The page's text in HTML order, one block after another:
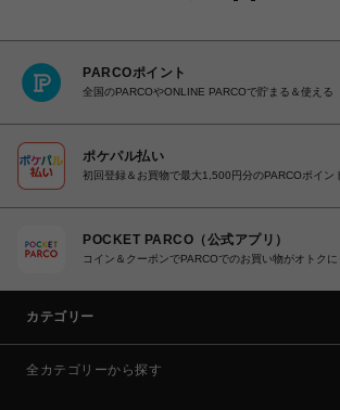
PARCOポイント
全国のPARCOやONLINE PARCOで貯まる＆使える
ポケパル払い
初回登録＆お買物で最大1,500円分のPARCOポイン
POCKET PARCO（公式アプリ）
コイン＆クーポンでPARCOでのお買い物がオトクに
カテゴリー
全カテゴリーから探す